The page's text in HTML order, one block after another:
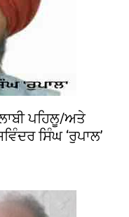
ਪਹਿਲੂ/ਅਤੇ
ਸਿੰਘ ‘ਰੁਪਾਲ’